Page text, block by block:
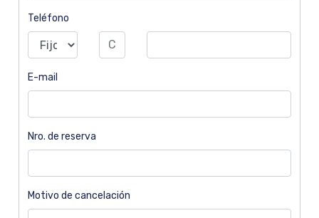
Teléfono
E-mail
Nro. de reserva
Motivo de cancelación